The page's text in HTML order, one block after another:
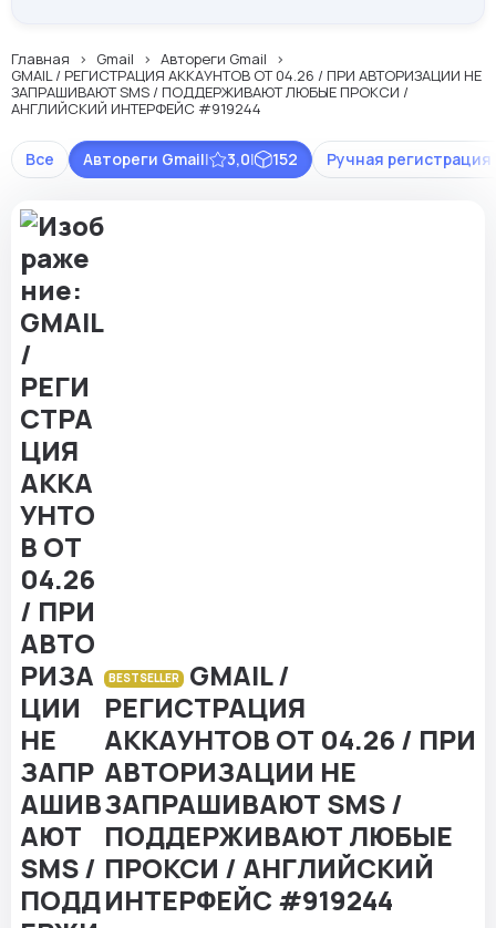
Главная Gmail
Автореги Gmail
GMAIL / РЕГИСТРАЦИЯ АККАУНТОВ ОТ 04.26 / ПРИ АВТОРИЗАЦИИ НЕ
ЗАПРАШИВАЮТ SMS / ПОДДЕРЖИВАЮТ ЛЮБЫЕ ПРОКСИ /
АНГЛИЙСКИЙ ИНТЕРФЕЙС #919244
Все Автореги Gmail| 3,0| 152 Ручная регистрация
BESTSELLER
GMAIL /
РЕГИСТРАЦИЯ
АККАУНТОВ ОТ 04.26 / ПРИ
АВТОРИЗАЦИИ НЕ
ЗАПРАШИВАЮТ SMS /
ПОДДЕРЖИВАЮТ ЛЮБЫЕ
ПРОКСИ / АНГЛИЙСКИЙ
ИНТЕРФЕЙС #919244